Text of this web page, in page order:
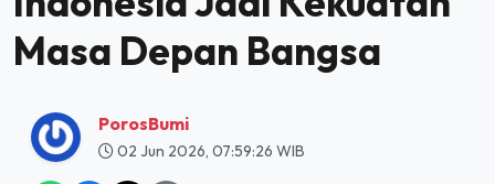
Masa Depan Bangsa
PorosBumi
02 Jun 2026, 07:59:26 WIB